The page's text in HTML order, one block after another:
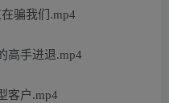
骗我们.mp4
高手进退.mp4
客户.mp4